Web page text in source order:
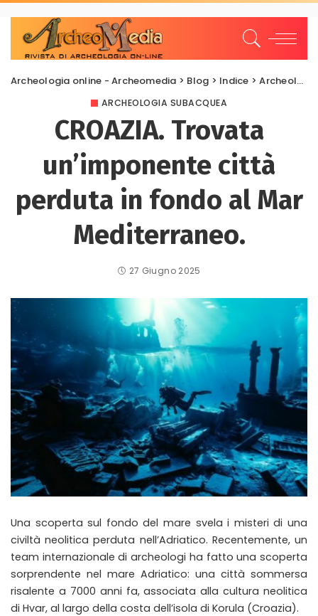
Archeologia online - Archeomedia > Blog > Indice >Archeologia Subacquea
ARCHEOLOGIA SUBACQUEA
CROAZIA. Trovata
un’imponente città
perduta in fondo al Mar
Mediterraneo.
27 Giugno 2025
Una scoperta sul fondo del mare svela i misteri di una
civiltà neolitica perduta nell’Adriatico. Recentemente, un
team internazionale di archeologi ha fatto una scoperta
sorprendente nel mare Adriatico: una città sommersa
risalente a 7000 anni fa, associata alla cultura neolitica
di Hvar, al largo della costa dell’isola di Korula (Croazia).